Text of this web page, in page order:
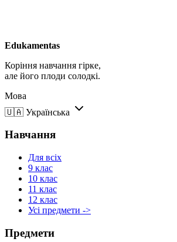
Edukamentas
Коріння навчання гірке,
але його плоди солодкі.
Мова
🇺🇦 Українська
Навчання
Для всіх
9 клас
10 клас
11 клас
12 клас
Усі предмети ->
Предмети